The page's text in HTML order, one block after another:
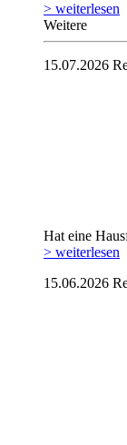
> weiterlesen
Weitere
15.07.2026
Hat eine
> weiterlesen
15.06.2026